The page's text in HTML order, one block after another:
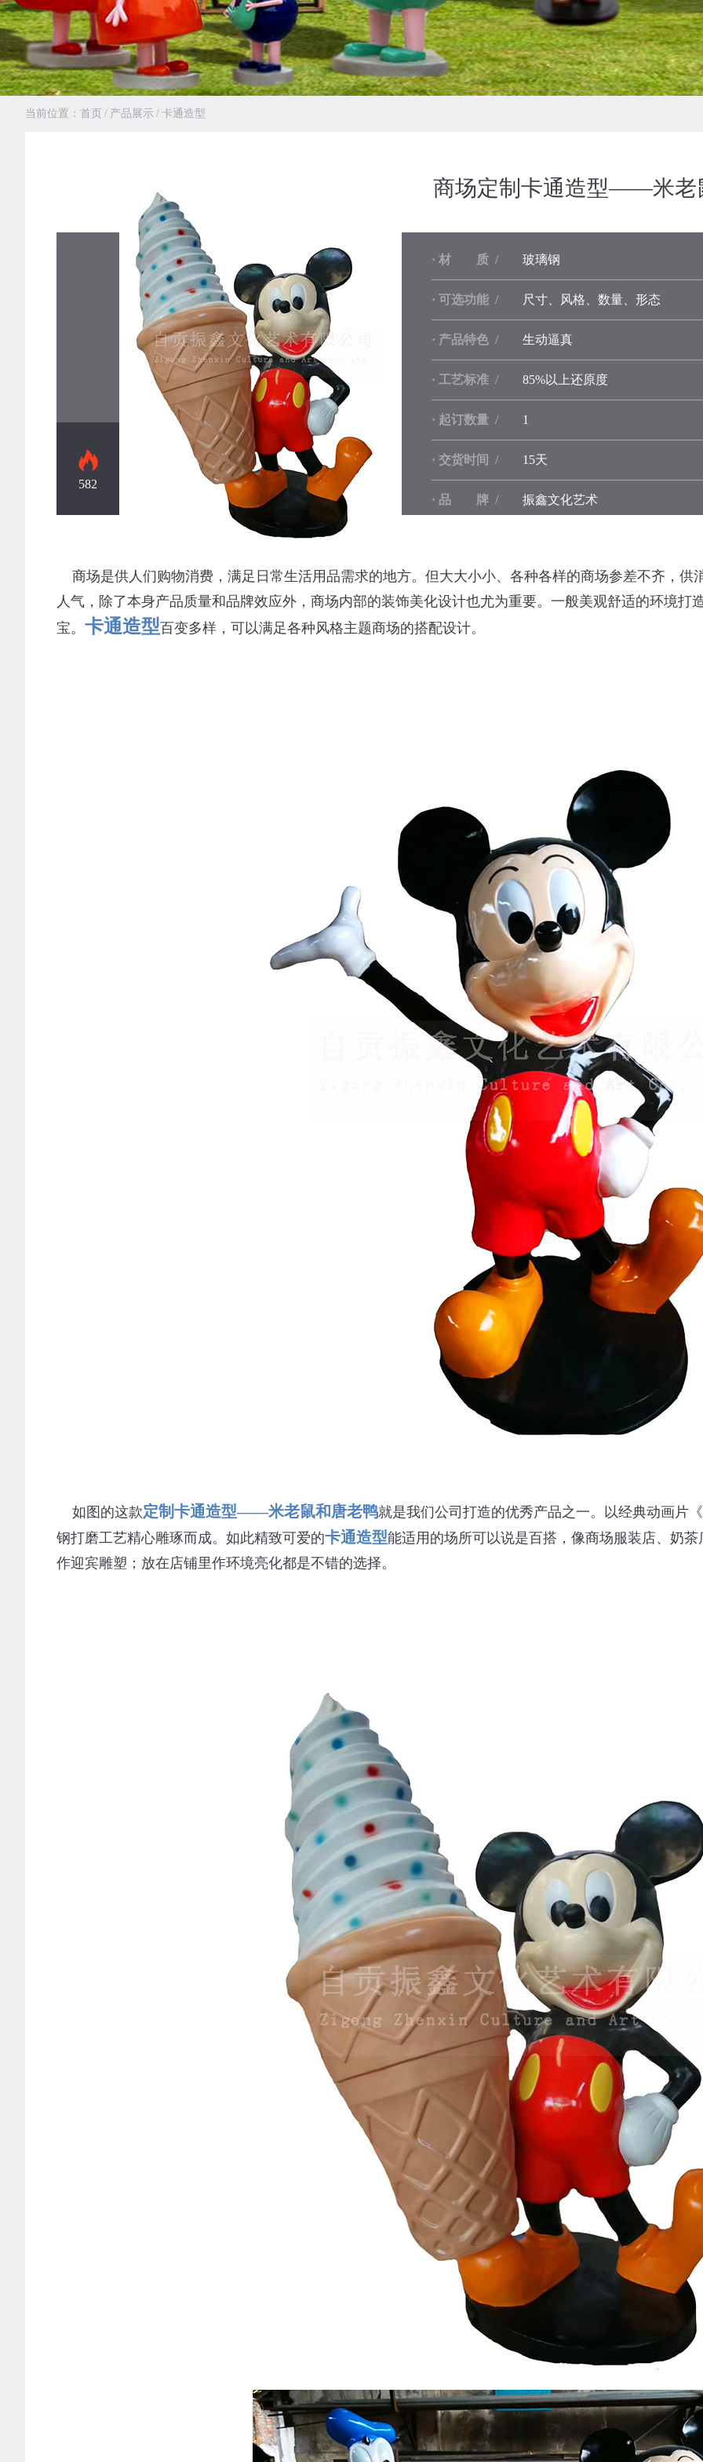
当前位置： 首页 / 产品展示 / 卡通造型
582
商场定制卡通造型——米老
· 材 质 / 玻璃钢
· 可选功能 / 尺寸、风格、数量、形态
· 产品特色 / 生动逼真
· 工艺标准 / 85%以上还原度
· 起订数量 / 1
· 交货时间 / 15天
· 品 牌 / 振鑫文化艺术
商场是供人们购物消费，满足日常生活用品需求的地方。但大大小小、各种各样的商场参差不齐，供
人气，除了本身产品质量和品牌效应外，商场内部的装饰美化设计也尤为重要。一般美观舒适的环境打
宝。 卡通造型百变多样，可以满足各种风格主题商场的搭配设计。
如图的这款定制卡通造型——米老鼠和唐老鸭就是我们公司打造的优秀产品之一。以经典动画片
钢打磨工艺精心雕琢而成。如此精致可爱的卡通造型能适用的场所可以说是百搭，像商场服装店、奶
作迎宾雕塑；放在店铺里作环境亮化都是不错的选择。